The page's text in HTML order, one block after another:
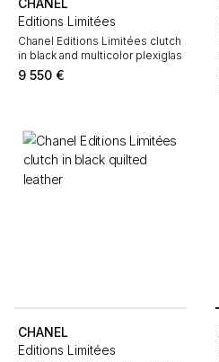
CHANEL
Editions Limitées
Chanel Editions Limitées clutch
in black and multicolor plexiglas
9 550 €
CHANEL
Editions Limitées